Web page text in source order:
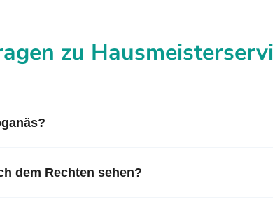
zu
dem Rechten sehen?